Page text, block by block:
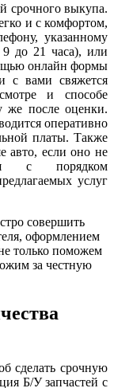
срочного выкупа.
и с комфортом,
указанному
9 до 21 часа), или
онлайн формы
с вами свяжется
и способе
же после оценки.
оперативно
платы. Также
авто, если оно не
с порядком
услуг
совершить
оформлением
только поможем
за честную
сделать срочную
Б/У запчастей с